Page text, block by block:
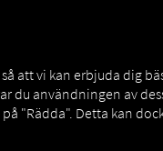
att vi kan erbjuda dig
du användningen av
"Rädda". Detta kan